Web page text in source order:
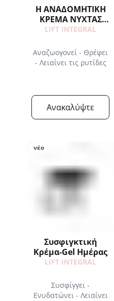
Η ΑΝΑΔΟΜΗΤΙΚΗ
ΚΡΕΜΑ ΝΥΧΤΑΣ
LIFT INTEGRAL
LIFT INTEGRAL
Αναζωογονεί - Θρέφει
- Λειαίνει τις ρυτίδες
Ανακαλύψτε
νέο
Συσφιγκτική
Κρέμα-Gel Ημέρας
LIFT INTEGRAL
Συσφίγγει -
Ενυδατώνει - Λειαίνει